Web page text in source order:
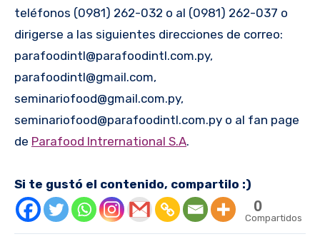
teléfonos (0981) 262-032 o al (0981) 262-037 o
dirigerse a las siguientes direcciones de correo:
parafoodintl@parafoodintl.com.py,
parafoodintl@gmail.com,
seminariofood@gmail.com.py,
seminariofood@parafoodintl.com.py o al fan page
de Parafood Intrernational S.A.
Si te gustó el contenido, compartilo :)
0
Compartidos